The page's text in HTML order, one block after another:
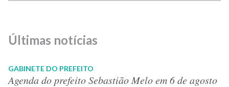
Últimas notícias
GABINETE DO PREFEITO
Agenda do prefeito Sebastião Melo em 6 de agosto